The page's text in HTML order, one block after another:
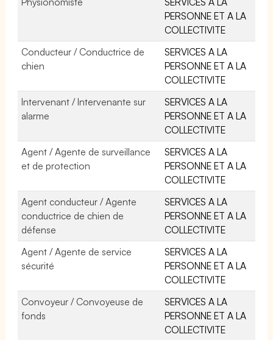
PERSONNE ET A LA
COLLECTIVITE
Conducteur / Conductrice de
chien
SERVICES A LA
PERSONNE ET A LA
COLLECTIVITE
Intervenant / Intervenante sur
alarme
SERVICES A LA
PERSONNE ET A LA
COLLECTIVITE
Agent / Agente de surveillance
et de protection
SERVICES A LA
PERSONNE ET A LA
COLLECTIVITE
Agent conducteur / Agente
conductrice de chien de
défense
SERVICES A LA
PERSONNE ET A LA
COLLECTIVITE
Agent / Agente de service
sécurité
SERVICES A LA
PERSONNE ET A LA
COLLECTIVITE
Convoyeur / Convoyeuse de
fonds
SERVICES A LA
PERSONNE ET A LA
COLLECTIVITE